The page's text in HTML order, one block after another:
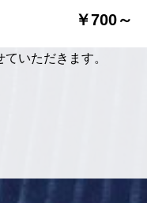
￥700～
いただきます。